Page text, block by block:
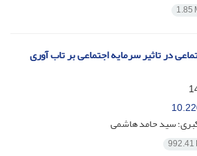
1.85
در تاثیر سرمایه اجتماعی بر تاب آوری
سید حامد هاشمی
992.41